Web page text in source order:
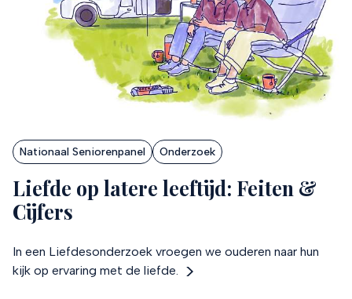
Nationaal Seniorenpanel Onderzoek
Liefde op latere leeftijd: Feiten &
Cijfers
In een Liefdesonderzoek vroegen we ouderen naar hun
kijk op ervaring met de liefde.